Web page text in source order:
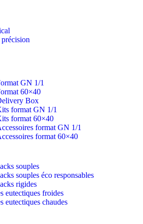
GN 1/1
60×40
Box
format GN 1/1
format 60×40
format GN 1/1
format 60×40
souples
souples éco responsables
rigides
eutectiques froides
eutectiques chaudes